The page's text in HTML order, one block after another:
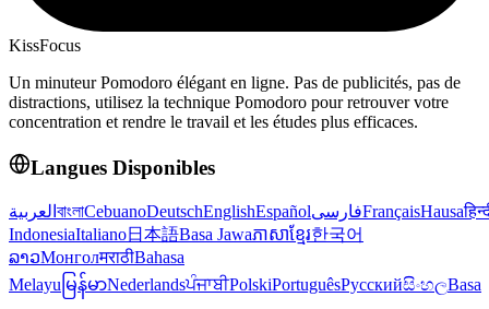
KissFocus
Un minuteur Pomodoro élégant en ligne. Pas de publicités, pas de
distractions, utilisez la technique Pomodoro pour retrouver votre
concentration et rendre le travail et les études plus efficaces.
Langues Disponibles
العربية বাংলাCebuanoDeutschEnglishEspañolفارسیFrançaisHausa
IndonesiaItaliano日本語Basa Jawaភាសាខ្មែរ한국어
ລາວМонголमराठीBahasa
Melayu မြန်မာNederlandsਪੰਜਾਬੀPolskiPortuguêsРусскийසිංහලBasa